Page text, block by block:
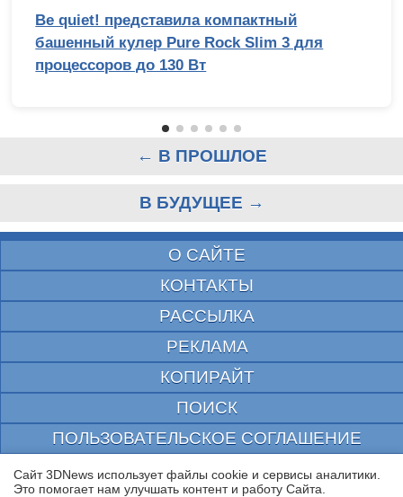
Be quiet! представила компактный
башенный кулер Pure Rock Slim 3 для
процессоров до 130 Вт
← В ПРОШЛОЕ
В БУДУЩЕЕ →
О САЙТЕ
КОНТАКТЫ
РАССЫЛКА
РЕКЛАМА
КОПИРАЙТ
ПОИСК
ПОЛЬЗОВАТЕЛЬСКОЕ СОГЛАШЕНИЕ
ЗАЩИЩЕНО CURATOR
Сайт 3DNews использует файлы cookie и сервисы аналитики.
Это помогает нам улучшать контент и работу Cайта.